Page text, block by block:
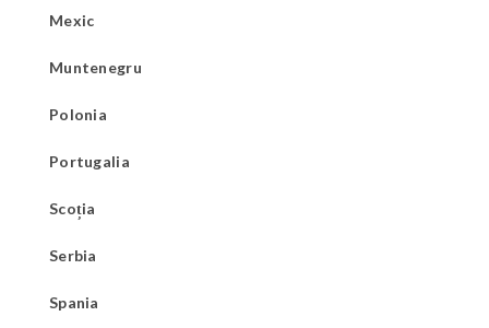
Mexic
Muntenegru
Polonia
Portugalia
Scoția
Serbia
Spania